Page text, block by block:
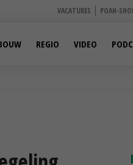
VACATURES POAH-
REGIO VIDEO